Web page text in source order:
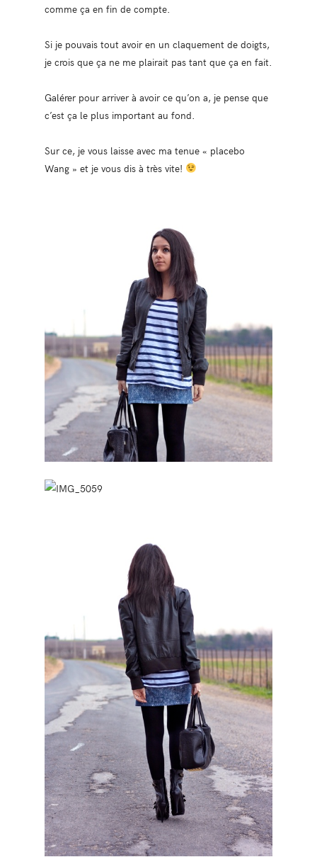
comme ça en fin de compte.
Si je pouvais tout avoir en un claquement de doigts,
je crois que ça ne me plairait pas tant que ça en fait.
Galérer pour arriver à avoir ce qu’on a, je pense que
c’est ça le plus important au fond.
Sur ce, je vous laisse avec ma tenue « placebo
Wang » et je vous dis à très vite!